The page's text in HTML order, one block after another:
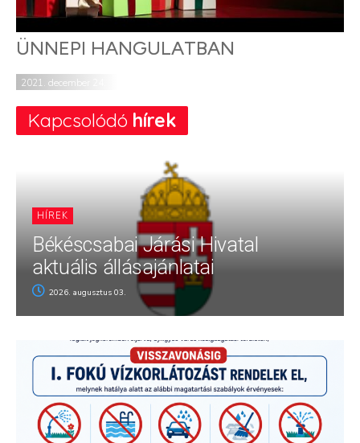
ÜNNEPI HANGULATBAN
2021. december 24.
Kapcsolódó hírek
HÍREK
Békéscsabai Járási Hivatal
aktuális állásajánlatai
2026. augusztus 03.